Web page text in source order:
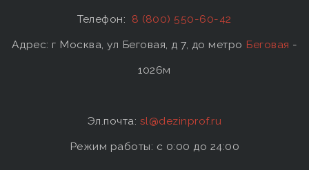
Телефон: 8 (800) 550-60-42
Адрес: г Москва, ул Беговая, д 7, до метро Беговая -
1026м
Эл.почта: sl@dezinprof.ru
Режим работы: c 0:00 до 24:00